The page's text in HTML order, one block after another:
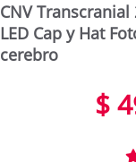
CNV Transcranial
LED Cap y Hat
cerebro
$